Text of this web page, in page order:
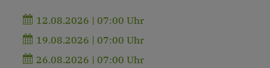
12.08.2026 | 07:00 Uhr
19.08.2026 | 07:00 Uhr
26.08.2026 | 07:00 Uhr